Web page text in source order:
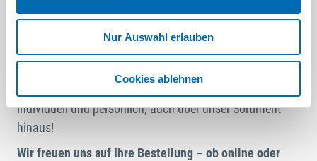
Nur Auswahl erlauben
Cookies ablehnen
UnserAußen- und Innendienstist persönlich für Sie da,
jederzeit. Vor allem, wenn Sie trotz unseres
umfangreichen Sortiments von über 450.000 Artikeln
individuell und persönlich, auch über unser Sortiment
hinaus!
Wir freuen uns auf Ihre Bestellung – ob online oder